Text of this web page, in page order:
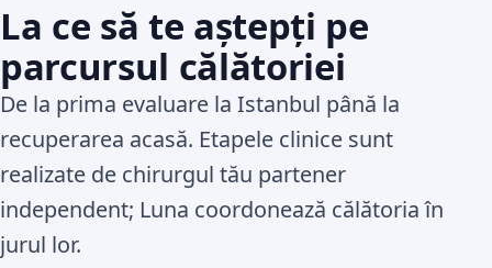
La ce să te aștepți pe
parcursul călătoriei
De la prima evaluare la Istanbul până la
recuperarea acasă. Etapele clinice sunt
realizate de chirurgul tău partener
independent; Luna coordonează călătoria în
jurul lor.